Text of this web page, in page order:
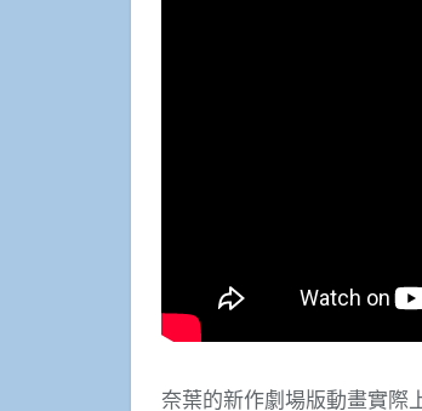
奈葉的新作劇場版動畫實際